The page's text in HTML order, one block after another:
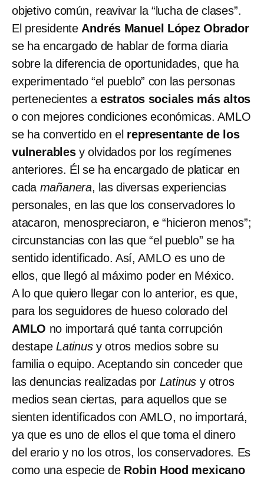
objetivo común, reavivar la “lucha de clases”.
El presidente Andrés Manuel López Obrador
se ha encargado de hablar de forma diaria
sobre la diferencia de oportunidades, que ha
experimentado “el pueblo” con las personas
pertenecientes a estratos sociales más altos
o con mejores condiciones económicas. AMLO
se ha convertido en el representante de los
vulnerablesy olvidados por los regímenes
anteriores. Él se ha encargado de platicar en
cada mañanera, las diversas experiencias
personales, en las que los conservadores lo
atacaron, menospreciaron, e “hicieron menos”;
circunstancias con las que “el pueblo” se ha
sentido identificado. Así, AMLO es uno de
ellos, que llegó al máximo poder en México.
A lo que quiero llegar con lo anterior, es que,
para los seguidores de hueso colorado del
AMLO no importará qué tanta corrupción
destape Latinus y otros medios sobre su
familia o equipo. Aceptando sin conceder que
las denuncias realizadas por Latinus y otros
medios sean ciertas, para aquellos que se
sienten identificados con AMLO, no importará,
ya que es uno de ellos el que toma el dinero
del erario y no los otros, los conservadores. Es
como una especie de Robin Hood mexicano